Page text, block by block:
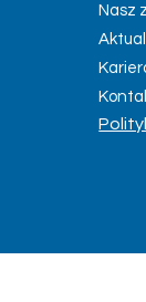
Nasz